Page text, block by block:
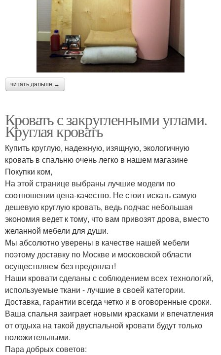
читать дальше →
Кровать с закругленными углами.
Круглая кровать
Купить круглую, надежную, изящную, экологичную
кровать в спальню очень легко в нашем магазине
Покупки ком,
На этой странице выбраны лучшие модели по
соотношении цена-качество. Не стоит искать самую
дешевую круглую кровать, ведь подчас небольшая
экономия ведет к тому, что вам привозят дрова, вместо
желанной мебели для души.
Мы абсолютно уверены в качестве нашей мебели
поэтому доставку по Москве и московской области
осуществляем без предоплат!
Наши кровати сделаны с соблюдением всех технологий,
используемые ткани - лучшие в своей категории.
Доставка, гарантии всегда четко и в оговоренные сроки.
Ваша спальня заиграет новыми красками и впечатления
от отдыха на такой двуспальной кровати будут только
положительными.
Пара добрых советов: